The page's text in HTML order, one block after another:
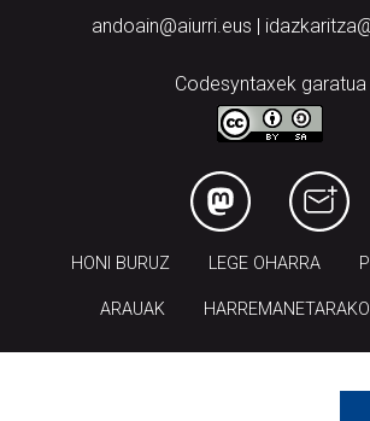
andoain@aiurri.eus |
Codesyntaxek garatua
HONI BURUZ LEGE OHARRA
ARAUAK HARREMANETARAKO